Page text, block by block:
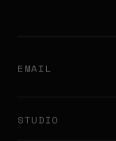
EMAIL
STUDIO